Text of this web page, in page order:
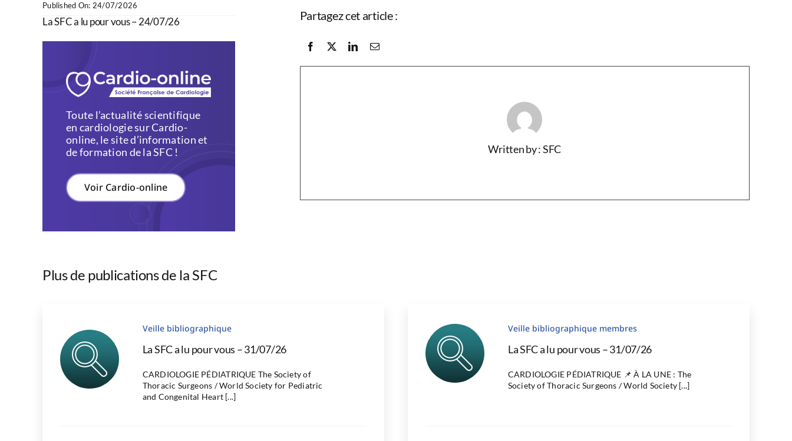
Published On: 24/07/2026
La SFC a lu pour vous – 24/07/26
Toute l’actualité scientifique
en cardiologie sur Cardio-
online, le site d’information et
de formation de la SFC !
Voir Cardio-online
Partagez cet article :
Written by : SFC
Plus de publications de la SFC
Veille bibliographique
La SFC a lu pour vous – 31/07/26
CARDIOLOGIE PÉDIATRIQUE The Society of
Thoracic Surgeons / World Society for Pediatric
and Congenital Heart [...]
Veille bibliographique membres
La SFC a lu pour vous – 31/07/26
CARDIOLOGIE PÉDIATRIQUE 📌 À LA UNE : The
Society of Thoracic Surgeons / World Society [...]